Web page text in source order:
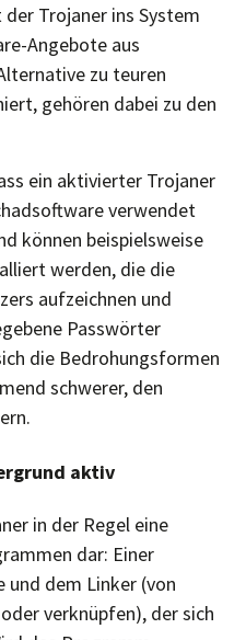
Trojaner ins System
Angebote aus
zu teuren
gehören dabei zu den
ein aktivierter Trojaner
verwendet
können beispielsweise
werden, die die
aufzeichnen und
Passwörter
die Bedrohungsformen
schwerer, den
aktiv
in der Regel eine
dar: Einer
dem Linker (von
verknüpfen), der sich